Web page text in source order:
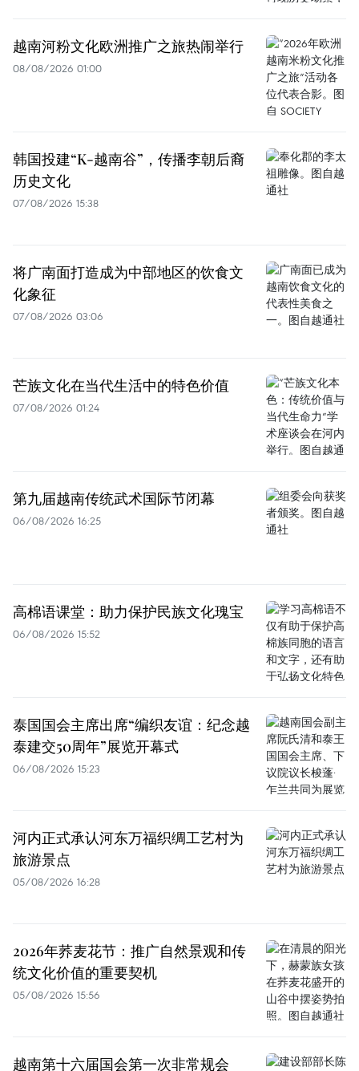
越南河粉文化欧洲推广之旅热闹举行
08/08/2026 01:00
韩国投建“K-越南谷”，传播李朝后裔
历史文化
07/08/2026 15:38
将广南面打造成为中部地区的饮食文
化象征
07/08/2026 03:06
芒族文化在当代生活中的特色价值
07/08/2026 01:24
第九届越南传统武术国际节闭幕
06/08/2026 16:25
高棉语课堂：助力保护民族文化瑰宝
06/08/2026 15:52
泰国国会主席出席“编织友谊：纪念越
泰建交50周年”展览开幕式
06/08/2026 15:23
河内正式承认河东万福织绸工艺村为
旅游景点
05/08/2026 16:28
2026年荞麦花节：推广自然景观和传
统文化价值的重要契机
05/08/2026 15:56
越南第十六届国会第一次非常规会